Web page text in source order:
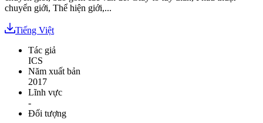
VI
chuyển giới, Thể hiện giới,...
Tiếng Việt
Tác giả
ICS
Năm xuất bản
2017
Lĩnh vực
-
Đối tượng